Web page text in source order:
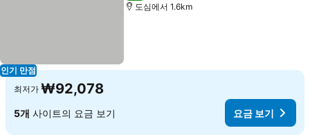
인기 만점
도심에서 1.6km
최저가 ₩92,078
5개 사이트의 요금 보기 요금 보기